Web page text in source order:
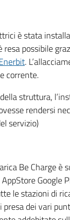
è stata
possibile
.
corrente.
struttura,
rendersi
servizio)
Be Charge è
Google
le stazioni di
dei vari